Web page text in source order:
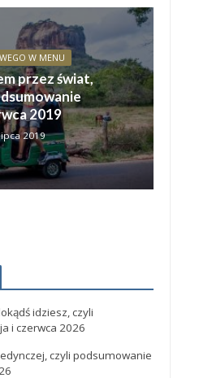
W MENU
przez świat,
2019
2019
idziesz, czyli
i czerwca 2026
czyli podsumowanie